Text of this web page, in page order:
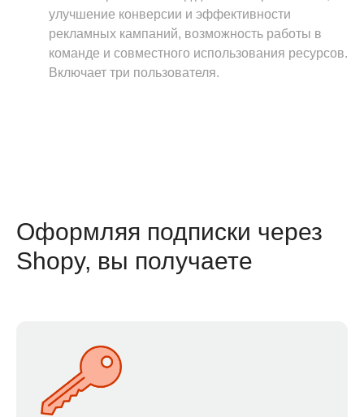
улучшение конверсии и эффективности
рекламных кампаний, возможность работы в
команде и совместного использования ресурсов.
Включает три пользователя.
Оформляя подписки через
Shopy, вы получаете